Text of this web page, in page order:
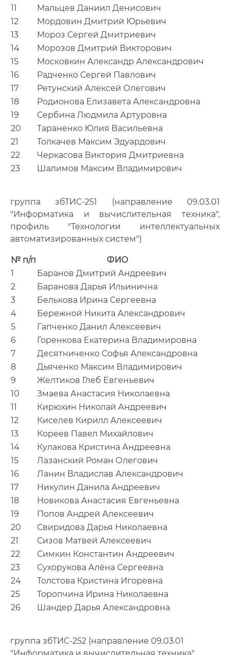
11
Мальцев Даниил Денисович
12
Мордовин Дмитрий Юрьевич
13
Мороз Сергей Дмитриевич
14
Морозов Дмитрий Викторович
15
Московкин Александр Александрович
16
Радченко Сергей Павлович
17
Ретунский Алексей Олегович
18
Родионова Елизавета Александровна
19
Сербина Людмила Артуровна
20
Тараненко Юлия Васильевна
21
Толкачев Максим Эдуардович
22
Черкасова Виктория Дмитриевна
23
Шалимов Максим Владимирович
группа збТИС-251 (направление 09.03.01
"Информатика и вычислительная техника",
профиль "Технологии интеллектуальных
автоматизированных систем")
№ п/п
ФИО
1
Баранов Дмитрий Андреевич
2
Баранова Дарья Ильинична
3
Белькова Ирина Сергеевна
4
Бережной Никита Александрович
5
Гапченко Данил Алексеевич
6
Горенкова Екатерина Владимировна
7
Десятниченко Софья Александровна
8
Дьяченко Максим Владимирович
9
Желтиков Глеб Евгеньевич
10
Змаева Анастасия Николаевна
11
Кирюхин Николай Андреевич
12
Киселев Кирилл Алексеевич
13
Кореев Павел Михайлович
14
Кулакова Кристина Андреевна
15
Лазанский Роман Олегович
16
Ланин Владислав Александрович
17
Никулин Данила Андреевич
18
Новикова Анастасия Евгеньевна
19
Попов Андрей Алексеевич
20
Свиридова Дарья Николаевна
21
Сизов Матвей Алексеевич
22
Симкин Константин Андреевич
23
Сухорукова Алёна Сергеевна
24
Толстова Кристина Игоревна
25
Торопчина Ирина Николаевна
26
Шандер Дарья Александровна
группа збТИС-252 (направление 09.03.01